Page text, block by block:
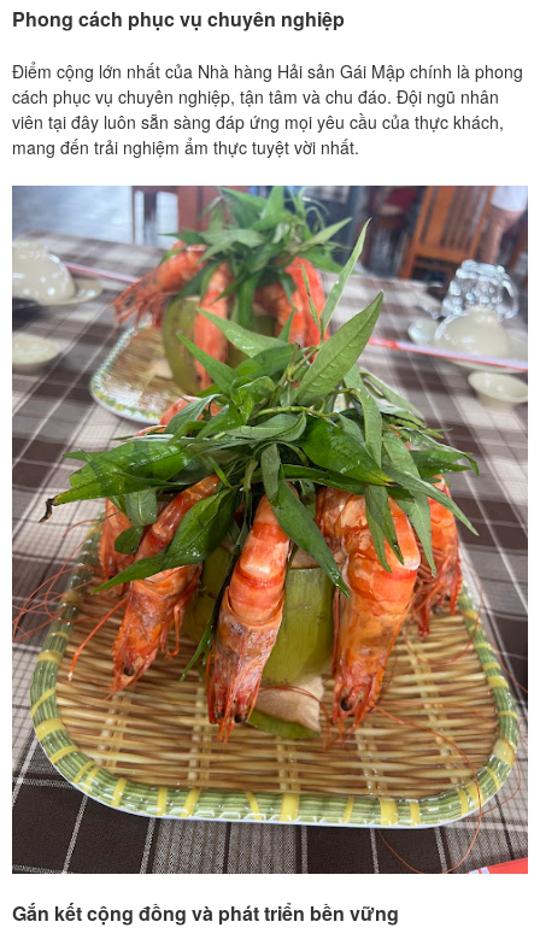
Phong cách phục vụ chuyên nghiệp
Điểm cộng lớn nhất của Nhà hàng Hải sản Gái Mập chính là phong
cách phục vụ chuyên nghiệp, tận tâm và chu đáo. Đội ngũ nhân
viên tại đây luôn sẵn sàng đáp ứng mọi yêu cầu của thực khách,
mang đến trải nghiệm ẩm thực tuyệt vời nhất.
Gắn kết cộng đồng và phát triển bền vững